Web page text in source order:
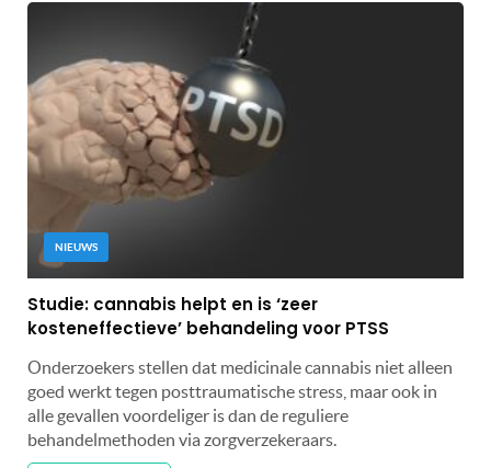
NIEUWS
Studie: cannabis helpt en is ‘zeer
kosteneffectieve’ behandeling voor PTSS
Onderzoekers stellen dat medicinale cannabis niet alleen
goed werkt tegen posttraumatische stress, maar ook in
alle gevallen voordeliger is dan de reguliere
behandelmethoden via zorgverzekeraars.